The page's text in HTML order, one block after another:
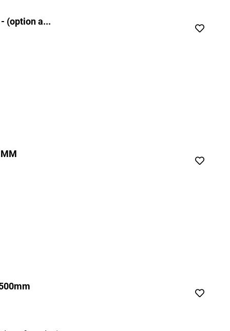
(option a...